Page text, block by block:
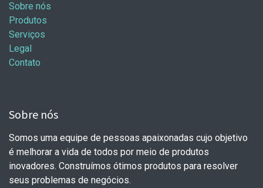
Sobre nós
Produtos
Serviços
Legal
Contato
Sobre nós
Somos uma equipe de pessoas apaixonadas cujo objetivo
é melhorar a vida de todos por meio de produtos
inovadores. Construímos ótimos produtos para resolver
seus problemas de negócios.